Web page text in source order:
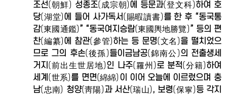
조선(朝鮮) 성종조(成宗朝)에 등문과(登文科)하여 호
당(湖堂)에 들어 사가독서(賜暇讀書)를 한 후 “동국통
감(東國通鑑)” “동국여지승람(東國輿地勝覽)” 등의 편
찬(編纂)에 참관(參管)하는 등 문명(文名)을 떨치었으
므로 그의 후손(後孫)들이금남공(錦南公)의 전출생세
거지 (前出生世居地)인 나주(羅州)로 분적(分籍)하여
세계 (世系)를 면면(綿綿) 이 이어 오늘에 이르렀으며 충
남(忠南) 청양(靑陽)과 서산(瑞山), 보령(保寧)등 각지